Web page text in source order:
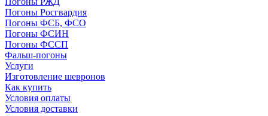
Погоны Росгвардия
Погоны ФСБ, ФСО
Погоны ФСИН
Погоны ФССП
Фальш-погоны
Услуги
Изготовление шевронов
Как купить
Условия оплаты
Условия доставки